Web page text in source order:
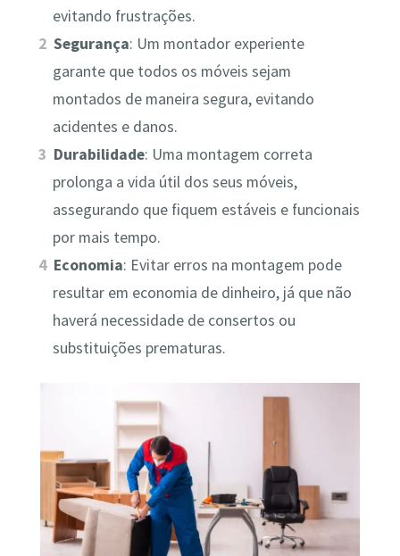
evitando frustrações.
Segurança: Um montador experiente
garante que todos os móveis sejam
montados de maneira segura, evitando
acidentes e danos.
Durabilidade: Uma montagem correta
prolonga a vida útil dos seus móveis,
assegurando que fiquem estáveis e funcionais
por mais tempo.
Economia: Evitar erros na montagem pode
resultar em economia de dinheiro, já que não
haverá necessidade de consertos ou
substituições prematuras.